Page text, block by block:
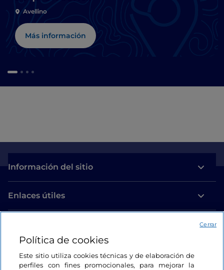
Avellino
Más información
Información del sitio
Enlaces útiles
Estamos en contacto
Política de cookies
Este sitio utiliza cookies técnicas y de elaboración de
perfiles con fines promocionales, para mejorar la
Cerrar